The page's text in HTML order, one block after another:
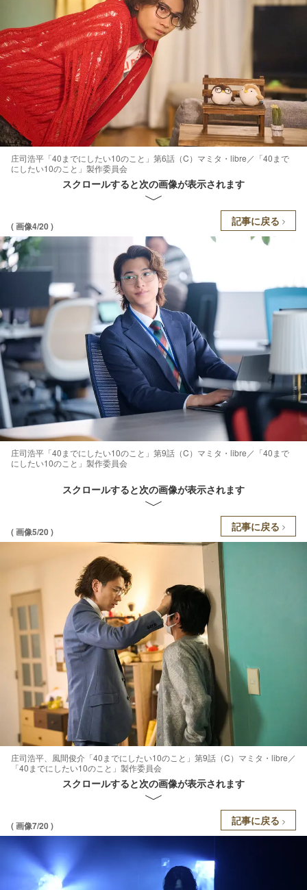
庄司浩平「40までにしたい10のこと」第6話（C）マミタ・libre／「40まで
にしたい10のこと」製作委員会
スクロールすると次の画像が表示されます
( 画像4/20 ) 記事に戻る
庄司浩平「40までにしたい10のこと」第9話（C）マミタ・libre／「40まで
にしたい10のこと」製作委員会
スクロールすると次の画像が表示されます
( 画像5/20 ) 記事に戻る
庄司浩平、風間俊介「40までにしたい10のこと」第9話（C）マミタ・libre／
「40までにしたい10のこと」製作委員会
スクロールすると次の画像が表示されます
( 画像7/20 ) 記事に戻る